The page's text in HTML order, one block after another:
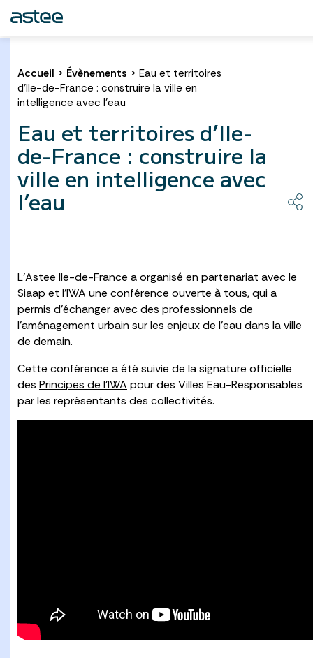
Accueil > Évènements > Eau et territoires
d’Ile-de-France : construire la ville en
intelligence avec l’eau
Eau et territoires d’Ile-
de-France : construire la
ville en intelligence avec
l’eau
L’Astee Ile-de-France a organisé en partenariat avec le
Siaap et l’IWA une conférence ouverte à tous, qui a
permis d’échanger avec des professionnels de
l’aménagement urbain sur les enjeux de l’eau dans la ville
de demain.
Cette conférence a été suivie de la signature officielle
des Principes de l’IWA pour des Villes Eau-Responsables
par les représentants des collectivités.